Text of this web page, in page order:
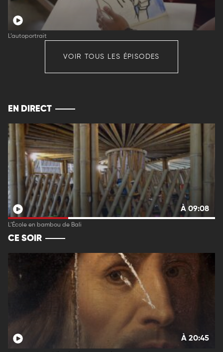
L’autoportrait
VOIR TOUS LES ÉPISODES
EN DIRECT
À 09:08
L’École en bambou de Bali
CE SOIR
À 20:45